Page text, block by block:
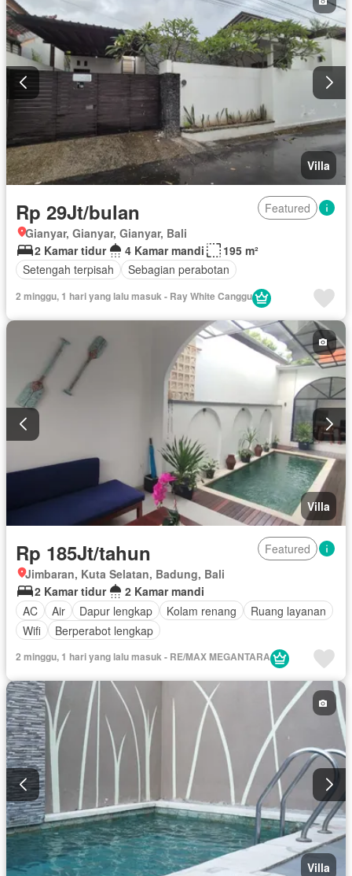
Villa
Rp 29Jt/bulan
Featured
Gianyar, Gianyar, Gianyar, Bali
2 Kamar tidur
4 Kamar mandi
195 m²
Setengah terpisah
Sebagian perabotan
2 minggu, 1 hari yang lalu masuk - Ray White Canggu
Villa
Rp 185Jt/tahun
Featured
Jimbaran, Kuta Selatan, Badung, Bali
2 Kamar tidur
2 Kamar mandi
AC
Air Dapur lengkap Kolam renang
Ruang layanan
Wifi
Berperabot lengkap
2 minggu, 1 hari yang lalu masuk - RE/MAX MEGANTARA
Villa